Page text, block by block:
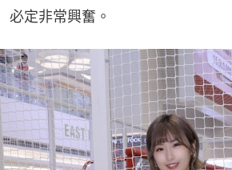
必定非常興奮。